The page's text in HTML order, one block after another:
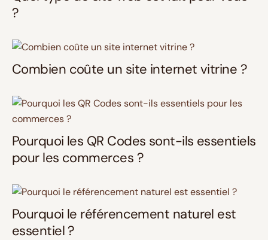
?
Combien coûte un site internet vitrine ?
Pourquoi les QR Codes sont-ils essentiels
pour les commerces ?
Pourquoi le référencement naturel est
essentiel ?